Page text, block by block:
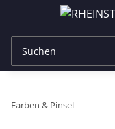
Farben & Pinsel